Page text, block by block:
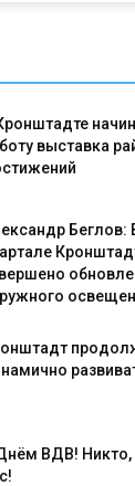
выставка
ВДВ! Никто,